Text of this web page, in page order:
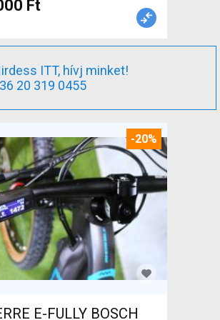
Ft
ITT, hívj minket!
20 319 0455
-20%
E-FULLY BOSCH